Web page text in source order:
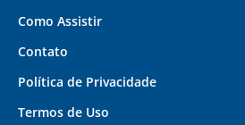
Como Assistir
Contato
Política de Privacidade
Termos de Uso